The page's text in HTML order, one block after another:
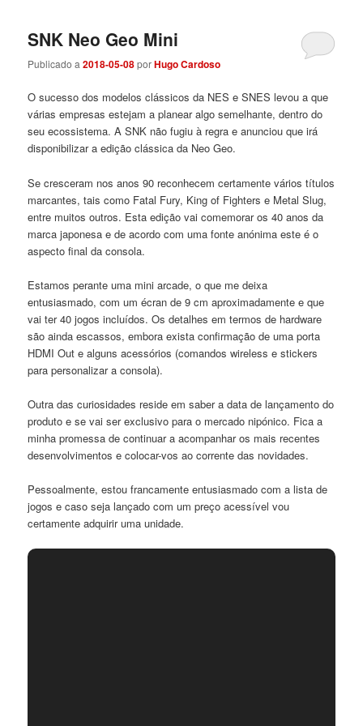
SNK Neo Geo Mini
Publicado a2018-05-08porHugo Cardoso
O sucesso dos modelos clássicos da NES e SNES levou a que
várias empresas estejam a planear algo semelhante, dentro do
seu ecossistema. A SNK não fugiu à regra e anunciou que irá
disponibilizar a edição clássica da Neo Geo.
Se cresceram nos anos 90 reconhecem certamente vários títulos
marcantes, tais como Fatal Fury, King of Fighters e Metal Slug,
entre muitos outros. Esta edição vai comemorar os 40 anos da
marca japonesa e de acordo com uma fonte anónima este é o
aspecto final da consola.
Estamos perante uma mini arcade, o que me deixa
entusiasmado, com um écran de 9 cm aproximadamente e que
vai ter 40 jogos incluídos. Os detalhes em termos de hardware
são ainda escassos, embora exista confirmação de uma porta
HDMI Out e alguns acessórios (comandos wireless e stickers
para personalizar a consola).
Outra das curiosidades reside em saber a data de lançamento do
produto e se vai ser exclusivo para o mercado nipónico. Fica a
minha promessa de continuar a acompanhar os mais recentes
desenvolvimentos e colocar-vos ao corrente das novidades.
Pessoalmente, estou francamente entusiasmado com a lista de
jogos e caso seja lançado com um preço acessível vou
certamente adquirir uma unidade.